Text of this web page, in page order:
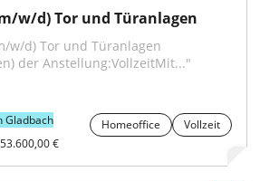
w/d) Tor und Türanlagen
w/d) Tor und Türanlagen
der Anstellung:VollzeitMit..."
Gladbach Homeoffice
Vollzeit
€